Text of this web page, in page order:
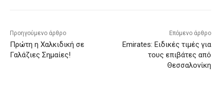
Προηγούμενο άρθρο
Πρώτη η Χαλκιδική σε
Γαλάζιες Σημαίες!
Επόμενο άρθρο
Emirates: Ειδικές τιμές για
τους επιβάτες από
Θεσσαλονίκη